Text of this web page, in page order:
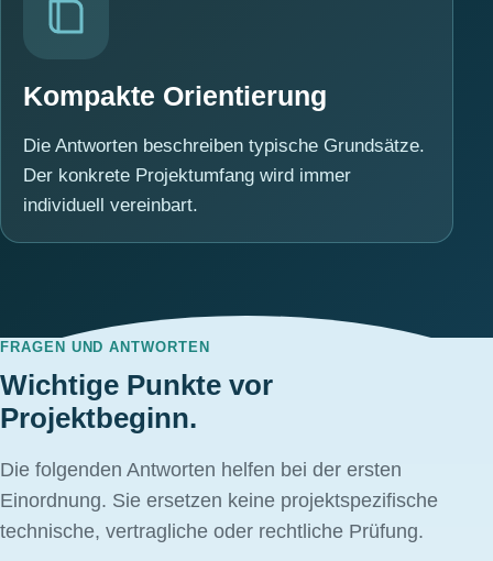
Kompakte Orientierung
Die Antworten beschreiben typische Grundsätze.
Der konkrete Projektumfang wird immer
individuell vereinbart.
FRAGEN UND ANTWORTEN
Wichtige Punkte vor
Projektbeginn.
Die folgenden Antworten helfen bei der ersten
Einordnung. Sie ersetzen keine projektspezifische
technische, vertragliche oder rechtliche Prüfung.